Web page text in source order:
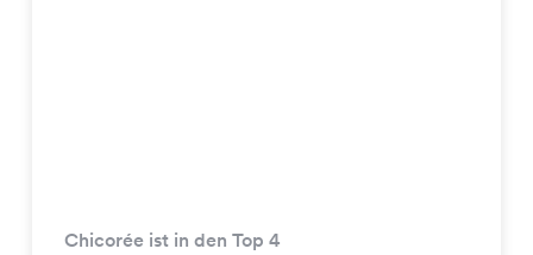
Chicorée ist in den Top 4